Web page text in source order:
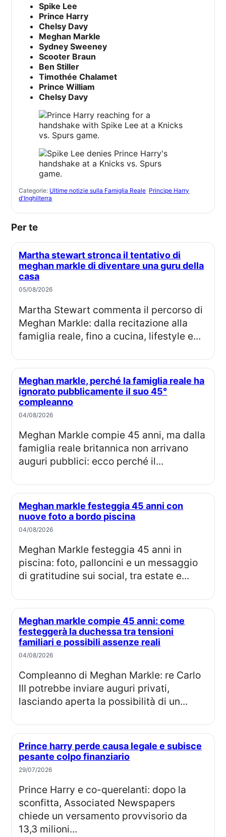
Spike Lee
Prince Harry
Chelsy Davy
Meghan Markle
Sydney Sweeney
Scooter Braun
Ben Stiller
Timothée Chalamet
Prince William
Chelsy Davy
Categorie: Ultime notizie sulla Famiglia Reale Principe Harry
d'Inghilterra
Per te
Martha stewart stronca il tentativo di
meghan markle di diventare una guru della
casa
05/08/2026
Martha Stewart commenta il percorso di
Meghan Markle: dalla recitazione alla
famiglia reale, fino a cucina, lifestyle e...
Meghan markle, perché la famiglia reale ha
ignorato pubblicamente il suo 45°
compleanno
04/08/2026
Meghan Markle compie 45 anni, ma dalla
famiglia reale britannica non arrivano
auguri pubblici: ecco perché il...
Meghan markle festeggia 45 anni con
nuove foto a bordo piscina
04/08/2026
Meghan Markle festeggia 45 anni in
piscina: foto, palloncini e un messaggio
di gratitudine sui social, tra estate e...
Meghan markle compie 45 anni: come
festeggerà la duchessa tra tensioni
familiari e possibili assenze reali
04/08/2026
Compleanno di Meghan Markle: re Carlo
III potrebbe inviare auguri privati,
lasciando aperta la possibilità di un...
Prince harry perde causa legale e subisce
pesante colpo finanziario
29/07/2026
Prince Harry e co-querelanti: dopo la
sconfitta, Associated Newspapers
chiede un versamento provvisorio da
13,3 milioni...